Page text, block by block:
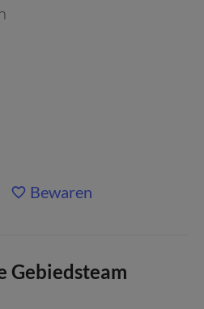
Bewaren
Gebiedsteam